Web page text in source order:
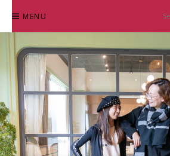
content
MENU